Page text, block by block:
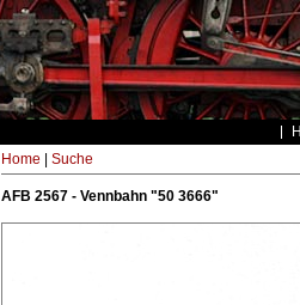
Home Suche
AFB 2567 - Vennbahn "50 3666"